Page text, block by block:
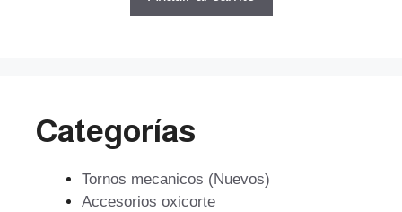
Categorías
Tornos mecanicos (Nuevos)
Accesorios oxicorte